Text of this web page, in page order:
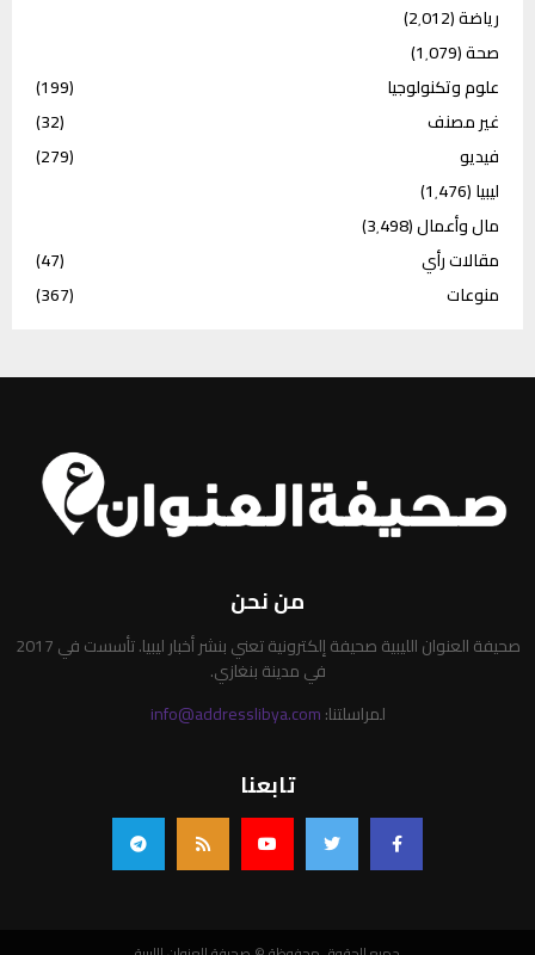
رياضة(2٬012)
صحة(1٬079)
علوم وتكنولوجيا
(199)
غير مصنف
(32)
فيديو
(279)
ليبيا(1٬476)
مال وأعمال(3٬498)
مقالات رأي
(47)
منوعات
(367)
من نحن
صحيفة العنوان الليبية صحيفة إلكترونية تعني بنشر أخبار ليبيا. تأسست في 2017
في مدينة بنغازي.
لمراسلتنا:info@addresslibya.com
تابعنا